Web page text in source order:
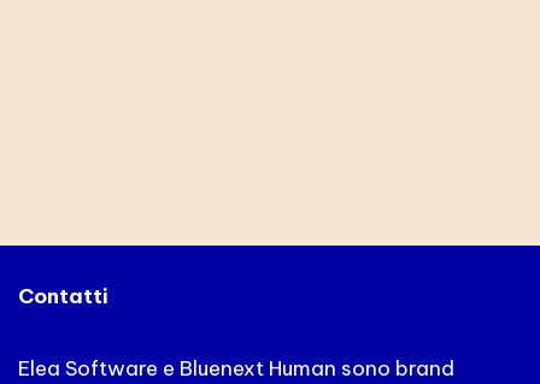
Contatti
Elea Software e Bluenext Human sono brand